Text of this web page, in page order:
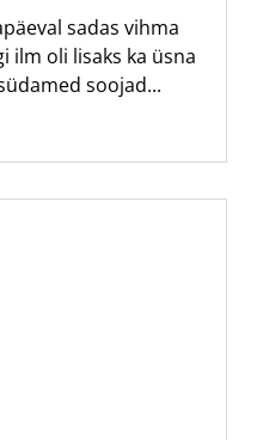
sadas vihma
ilm oli lisaks ka üsna
soojad...